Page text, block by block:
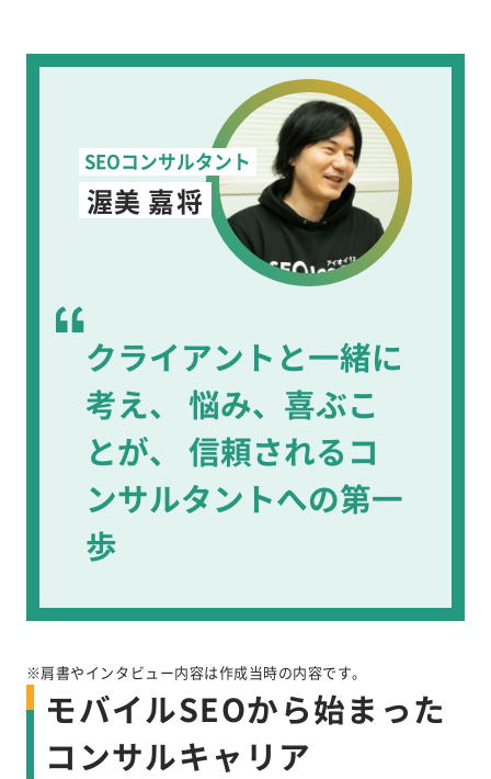
SEOコンサルタント
渥美 嘉将
クライアントと一緒に
考え、
悩み、喜ぶこ
とが、
信頼されるコ
ンサルタントへの第一
歩
※肩書やインタビュー内容は作成当時の内容です。
モバイルSEOから始まった
コンサルキャリア